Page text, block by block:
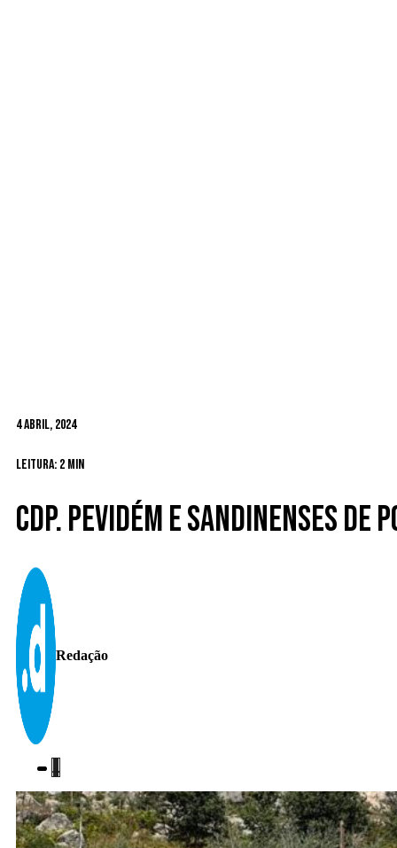
4 Abril, 2024
Leitura: 2 min
CdP. Pevidém e Sandinenses
Redação